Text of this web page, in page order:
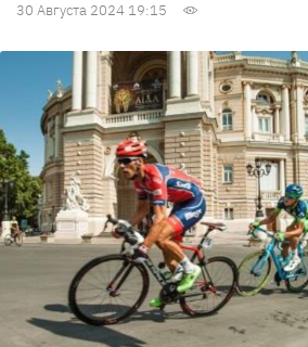
30 Августа 2024 19:15